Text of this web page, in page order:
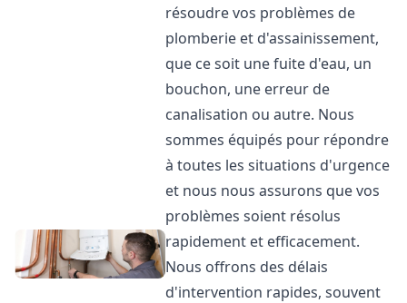
résoudre vos problèmes de
plomberie et d'assainissement,
que ce soit une fuite d'eau, un
bouchon, une erreur de
canalisation ou autre. Nous
sommes équipés pour répondre
à toutes les situations d'urgence
et nous nous assurons que vos
problèmes soient résolus
rapidement et efficacement.
Nous offrons des délais
d'intervention rapides, souvent